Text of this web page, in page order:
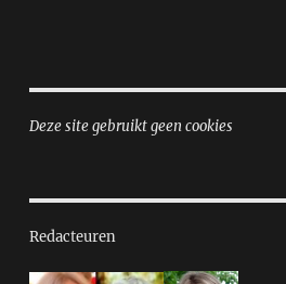
Deze site gebruikt geen cookies
Redacteuren